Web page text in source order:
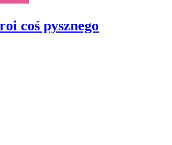
coś pysznego